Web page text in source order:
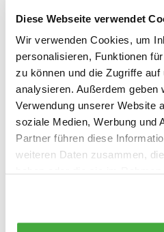
Diese Webseite verwendet
Wir verwenden Cookies, um
personalisieren, Funktionen
zu können und die Zugriffe
analysieren. Außerdem geben
Verwendung unserer Website
soziale Medien, Werbung und
Partner führen diese
weiteren Daten zusammen,
Produktbeschreibung
Eigenschaften
Bewertungen